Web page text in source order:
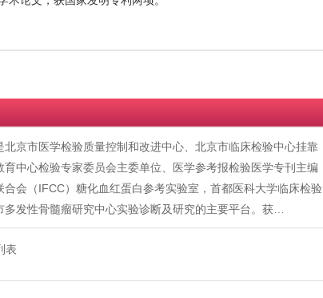
京市医学检验质量控制和改进中心、北京市临床检验中心挂靠
中心检验专家委员会主委单位、医学参考报检验医学专刊主编
会（IFCC）糖化血红蛋白参考实验室，首都医科大学临床检验
发性骨髓瘤研究中心实验诊断及研究的主要平台。获…
表